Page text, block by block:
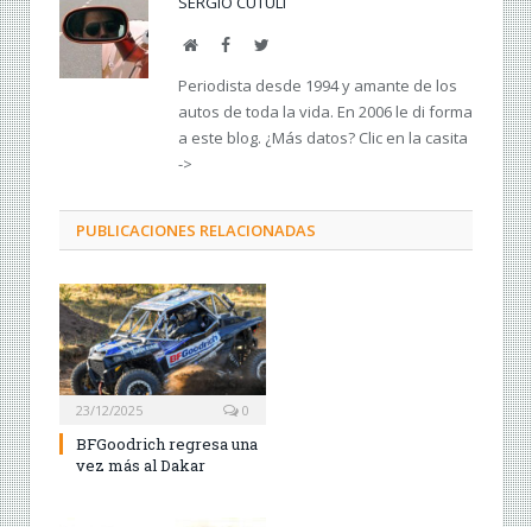
WebFacebookTwitter
Periodista desde 1994 y amante de los
autos de toda la vida. En 2006 le di forma
a este blog. ¿Más datos? Clic en la casita
->
PUBLICACIONES RELACIONADAS
23/12/2025 0
BFGoodrich regresa una
vez más al Dakar